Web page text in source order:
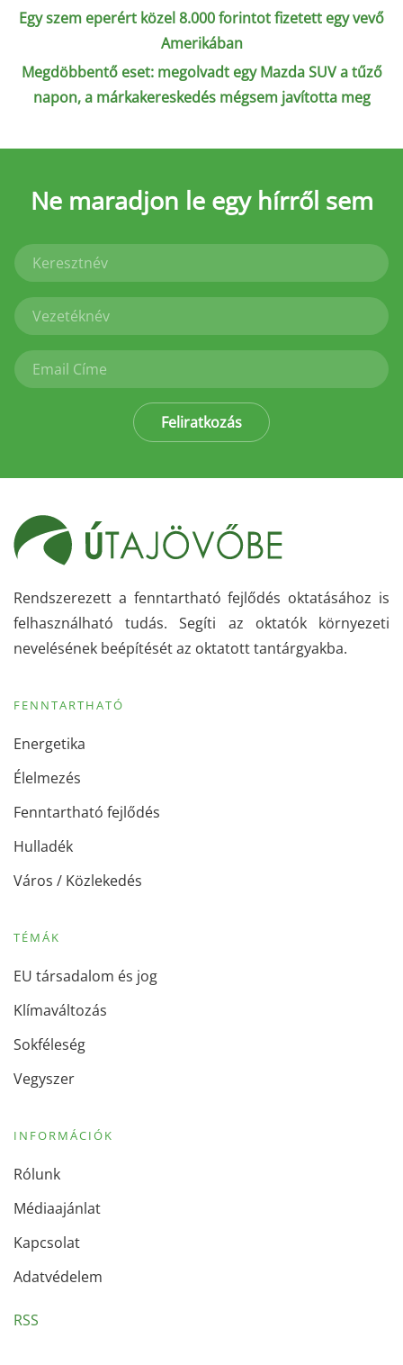
Egy szem eperért közel 8.000 forintot fizetett egy vevő
Amerikában
Megdöbbentő eset: megolvadt egy Mazda SUV a tűző
napon, a márkakereskedés mégsem javította meg
Ne maradjon le egy hírről sem
Feliratkozás
Rendszerezett a fenntartható fejlődés oktatásához is
felhasználható tudás. Segíti az oktatók környezeti
nevelésének beépítését az oktatott tantárgyakba.
FENNTARTHATÓ
Energetika
Élelmezés
Fenntartható fejlődés
Hulladék
Város / Közlekedés
TÉMÁK
EU társadalom és jog
Klímaváltozás
Sokféleség
Vegyszer
INFORMÁCIÓK
Rólunk
Médiaajánlat
Kapcsolat
Adatvédelem
RSS